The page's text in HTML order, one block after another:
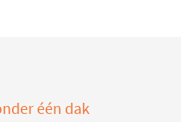
één dak